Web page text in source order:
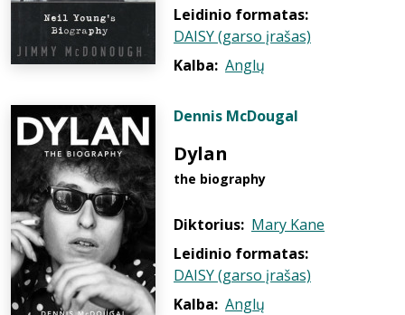
Leidinio formatas:
DAISY (garso įrašas)
Kalba: Anglų
Dennis McDougal
Dylan
the biography
Diktorius: Mary Kane
Leidinio formatas:
DAISY (garso įrašas)
Kalba: Anglų